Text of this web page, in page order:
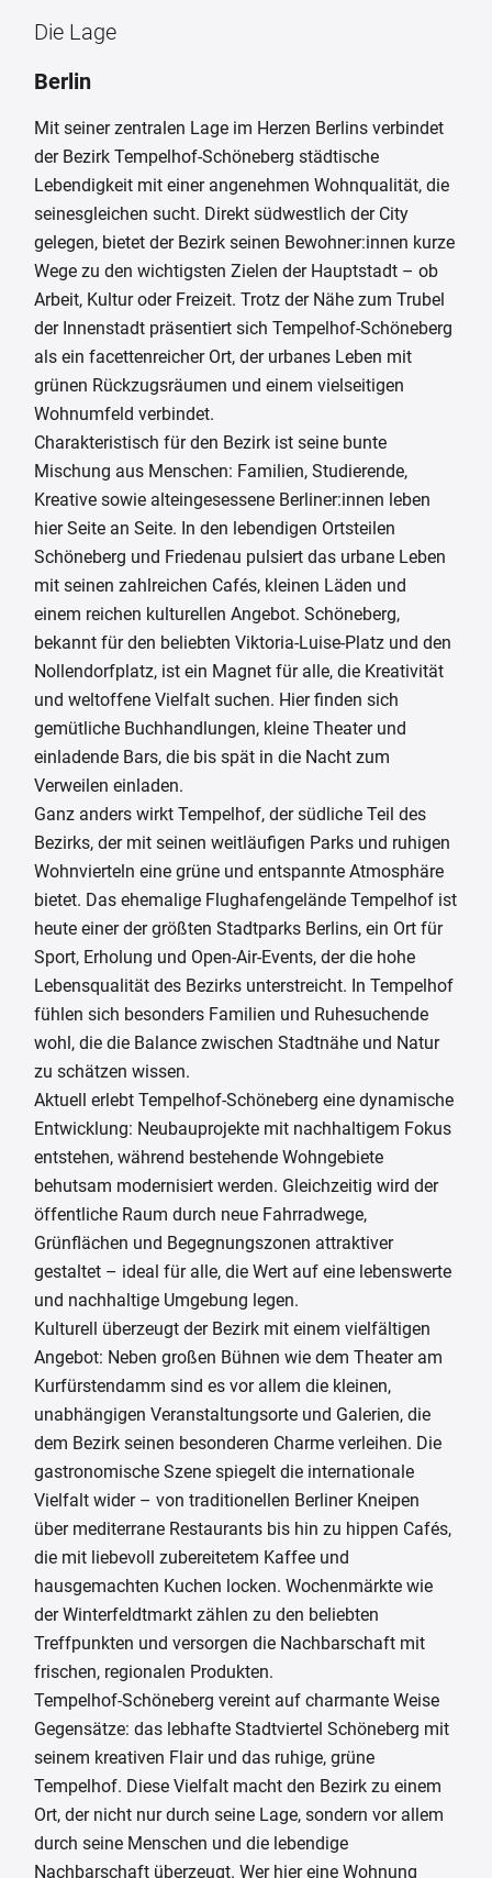
Die Lage
Berlin
Mit seiner zentralen Lage im Herzen Berlins verbindet
der Bezirk Tempelhof-Schöneberg städtische
Lebendigkeit mit einer angenehmen Wohnqualität, die
seinesgleichen sucht. Direkt südwestlich der City
gelegen, bietet der Bezirk seinen Bewohner:innen kurze
Wege zu den wichtigsten Zielen der Hauptstadt – ob
Arbeit, Kultur oder Freizeit. Trotz der Nähe zum Trubel
der Innenstadt präsentiert sich Tempelhof-Schöneberg
als ein facettenreicher Ort, der urbanes Leben mit
grünen Rückzugsräumen und einem vielseitigen
Wohnumfeld verbindet.
Charakteristisch für den Bezirk ist seine bunte
Mischung aus Menschen: Familien, Studierende,
Kreative sowie alteingesessene Berliner:innen leben
hier Seite an Seite. In den lebendigen Ortsteilen
Schöneberg und Friedenau pulsiert das urbane Leben
mit seinen zahlreichen Cafés, kleinen Läden und
einem reichen kulturellen Angebot. Schöneberg,
bekannt für den beliebten Viktoria-Luise-Platz und den
Nollendorfplatz, ist ein Magnet für alle, die Kreativität
und weltoffene Vielfalt suchen. Hier finden sich
gemütliche Buchhandlungen, kleine Theater und
einladende Bars, die bis spät in die Nacht zum
Verweilen einladen.
Ganz anders wirkt Tempelhof, der südliche Teil des
Bezirks, der mit seinen weitläufigen Parks und ruhigen
Wohnvierteln eine grüne und entspannte Atmosphäre
bietet. Das ehemalige Flughafengelände Tempelhof ist
heute einer der größten Stadtparks Berlins, ein Ort für
Sport, Erholung und Open-Air-Events, der die hohe
Lebensqualität des Bezirks unterstreicht. In Tempelhof
fühlen sich besonders Familien und Ruhesuchende
wohl, die die Balance zwischen Stadtnähe und Natur
zu schätzen wissen.
Aktuell erlebt Tempelhof-Schöneberg eine dynamische
Entwicklung: Neubauprojekte mit nachhaltigem Fokus
entstehen, während bestehende Wohngebiete
behutsam modernisiert werden. Gleichzeitig wird der
öffentliche Raum durch neue Fahrradwege,
Grünflächen und Begegnungszonen attraktiver
gestaltet – ideal für alle, die Wert auf eine lebenswerte
und nachhaltige Umgebung legen.
Kulturell überzeugt der Bezirk mit einem vielfältigen
Angebot: Neben großen Bühnen wie dem Theater am
Kurfürstendamm sind es vor allem die kleinen,
unabhängigen Veranstaltungsorte und Galerien, die
dem Bezirk seinen besonderen Charme verleihen. Die
gastronomische Szene spiegelt die internationale
Vielfalt wider – von traditionellen Berliner Kneipen
über mediterrane Restaurants bis hin zu hippen Cafés,
die mit liebevoll zubereitetem Kaffee und
hausgemachten Kuchen locken. Wochenmärkte wie
der Winterfeldtmarkt zählen zu den beliebten
Treffpunkten und versorgen die Nachbarschaft mit
frischen, regionalen Produkten.
Tempelhof-Schöneberg vereint auf charmante Weise
Gegensätze: das lebhafte Stadtviertel Schöneberg mit
seinem kreativen Flair und das ruhige, grüne
Tempelhof. Diese Vielfalt macht den Bezirk zu einem
Ort, der nicht nur durch seine Lage, sondern vor allem
durch seine Menschen und die lebendige
Nachbarschaft überzeugt. Wer hier eine Wohnung